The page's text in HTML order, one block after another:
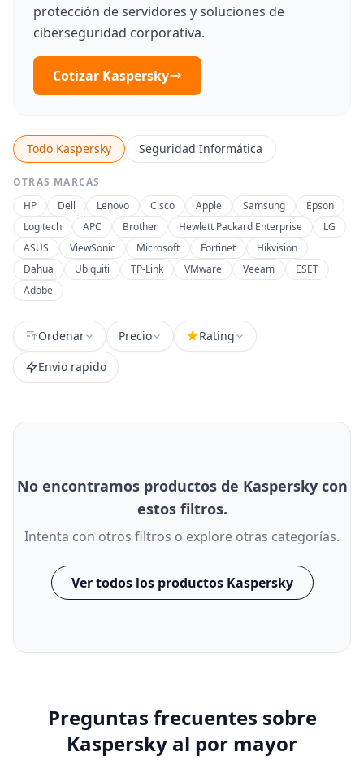
protección de servidores y soluciones de
ciberseguridad corporativa.
Cotizar Kaspersky
Todo Kaspersky Seguridad Informática
OTRAS MARCAS
HP
Dell Lenovo Cisco Apple Samsung
Epson
Logitech
APC Brother Hewlett Packard Enterprise
LG
ASUS
ViewSonic Microsoft Fortinet
Hikvision
Dahua
Ubiquiti TP-Link VMware Veeam
ESET
Adobe
Ordenar Precio
Rating
Envio rapido
No encontramos productos de Kaspersky con
estos filtros.
Intenta con otros filtros o explore otras categorías.
Ver todos los productos Kaspersky
Preguntas frecuentes sobre
Kaspersky al por mayor